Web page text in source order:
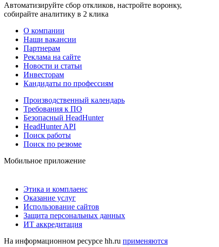
Автоматизируйте сбор откликов, настройте воронку,
собирайте аналитику в 2 клика
О компании
Наши вакансии
Партнерам
Реклама на сайте
Новости и статьи
Инвесторам
Кандидаты по профессиям
Производственный календарь
Требования к ПО
Безопасный HeadHunter
HeadHunter API
Поиск работы
Поиск по резюме
Мобильное приложение
Этика и комплаенс
Оказание услуг
Использование сайтов
Защита персональных данных
ИТ аккредитация
На информационном ресурсе hh.ru применяются